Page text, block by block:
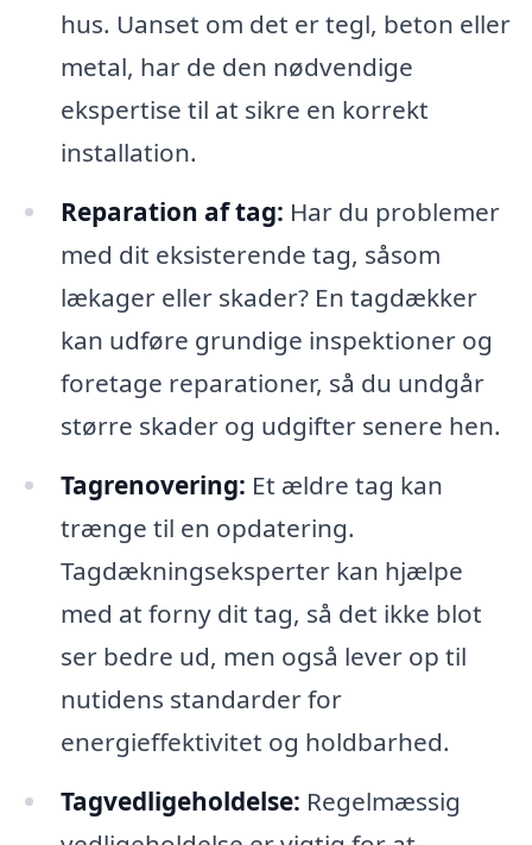
hus. Uanset om det er tegl, beton eller
metal, har de den nødvendige
ekspertise til at sikre en korrekt
installation.
Reparation af tag: Har du problemer
med dit eksisterende tag, såsom
lækager eller skader? En tagdækker
kan udføre grundige inspektioner og
foretage reparationer, så du undgår
større skader og udgifter senere hen.
Tagrenovering: Et ældre tag kan
trænge til en opdatering.
Tagdækningseksperter kan hjælpe
med at forny dit tag, så det ikke blot
ser bedre ud, men også lever op til
nutidens standarder for
energieffektivitet og holdbarhed.
Tagvedligeholdelse: Regelmæssig